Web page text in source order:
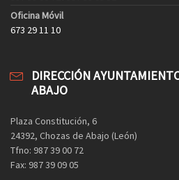
Oficina Móvil
673 29 11 10
DIRECCIÓN
ABAJO
Plaza Constitución, 6
24392, Chozas de Abajo (León)
Tfno: 987 39 00 72
Fax: 987 39 09 05